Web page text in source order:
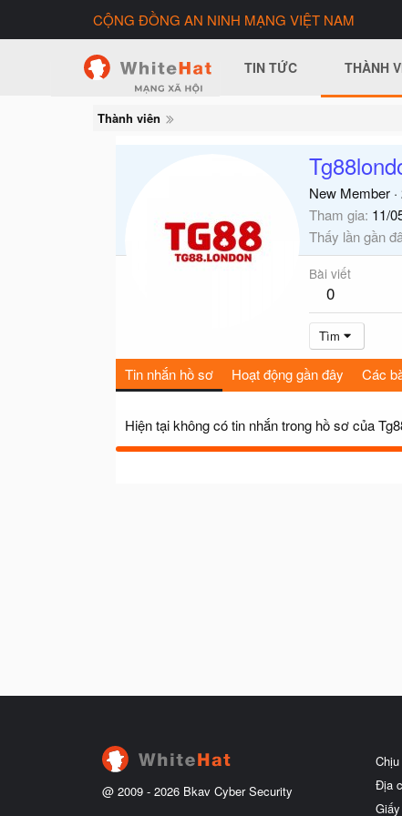
CỘNG ĐỒNG AN NINH MẠNG VIỆT NAM
TIN TỨC THÀNH
Thành viên
New Member ·
Tham gia 11/
Thấy lần gần
Bài viết
0
Tìm
Tin nhắn hồ sơ Hoạt động gần đây Các
Hiện tại không có tin nhắn trong hồ sơ của
@ 2009 - 2026 Bkav Cyber Security
Địa